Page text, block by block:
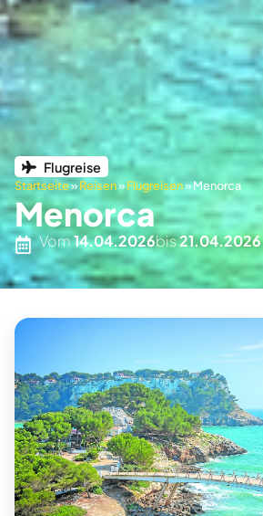
Flugreise
Startseite»Reisen»Flugreisen»Menorca
Menorca
Vom14.04.2026bis21.04.2026